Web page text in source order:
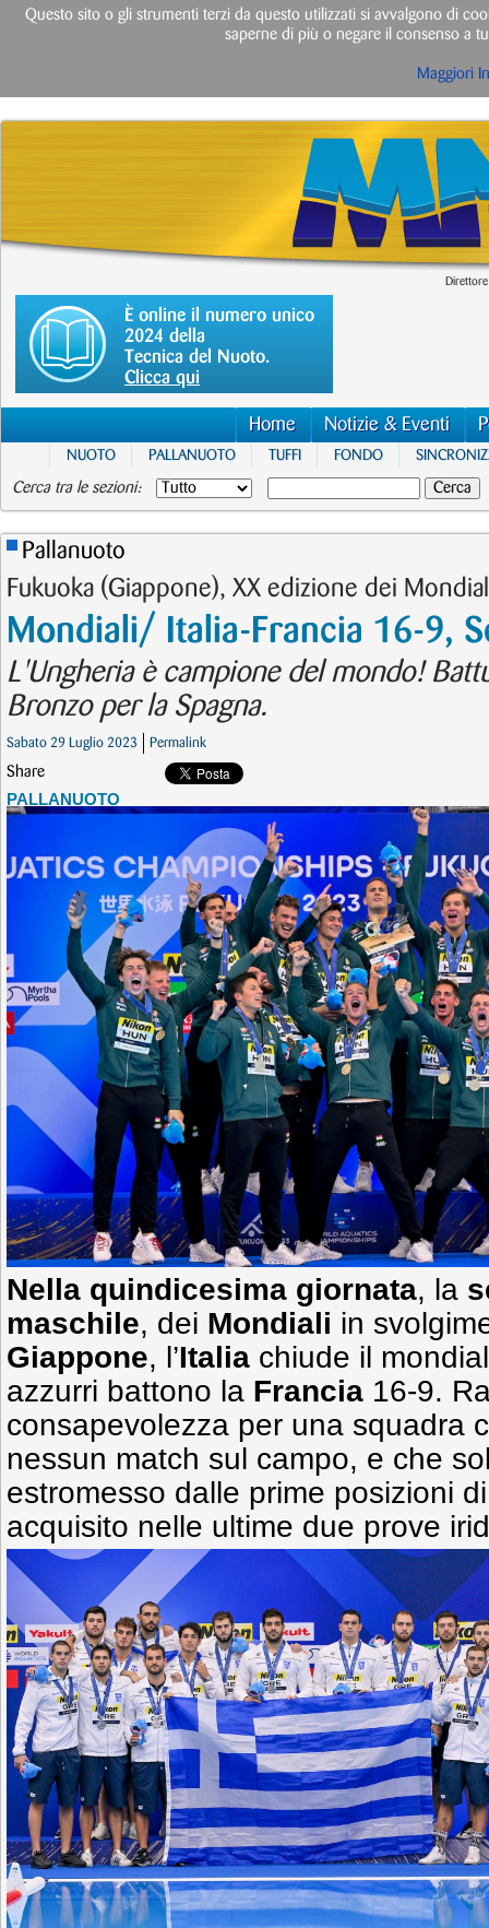
È online il numero unico
2024 della
Tecnica del Nuoto.
Clicca qui
Home Notizie & Eventi
NUOTO PALLANUOTO TUFFI FONDO
Cerca tra le sezioni:
Pallanuoto
Fukuoka (Giappone), XX edizione dei
Mondiali/ Italia-Francia 16-9,
L'Ungheria è campione del mondo!
Bronzo per la Spagna.
Sabato 29 Luglio 2023 Permalink
Share
PALLANUOTO
Nella quindicesima giornata, la
maschile, dei Mondiali in
Giappone, l’Italia chiude il
azzurri battono la Francia 16-9.
consapevolezza per una squadra
nessun match sul campo, e che
estromesso dalle prime posizioni
acquisito nelle ultime due prove
Questo sito o gli strumenti terzi da questo utilizzati si avvalgono di
saperne di più o negare il consenso a
Maggiori